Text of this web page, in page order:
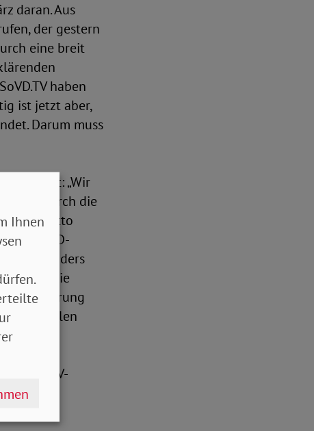
daran. Aus
der gestern
eine breit
haben
ist jetzt aber,
Darum muss
ergänzt: „Wir
uns durch die
dem Motto
und SoVD-
Besonders
die
in allen
SoVD.TV-
Ihnen